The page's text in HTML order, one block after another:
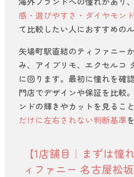
感・選びやすさ・ダイヤモン
て比較したい人におすすめの
矢場町駅直結のティファニー
み、アイプリモ、エクセルコ
に回ります。最初に憧れを確
門店でデザインや保証を比較
ンドの輝きやカットを見ること
だけに左右されない判断基準
【1店舗目｜まずは憧
ィファニー 名古屋松